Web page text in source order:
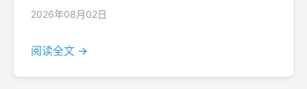
2026年08月02日
阅读全文 →